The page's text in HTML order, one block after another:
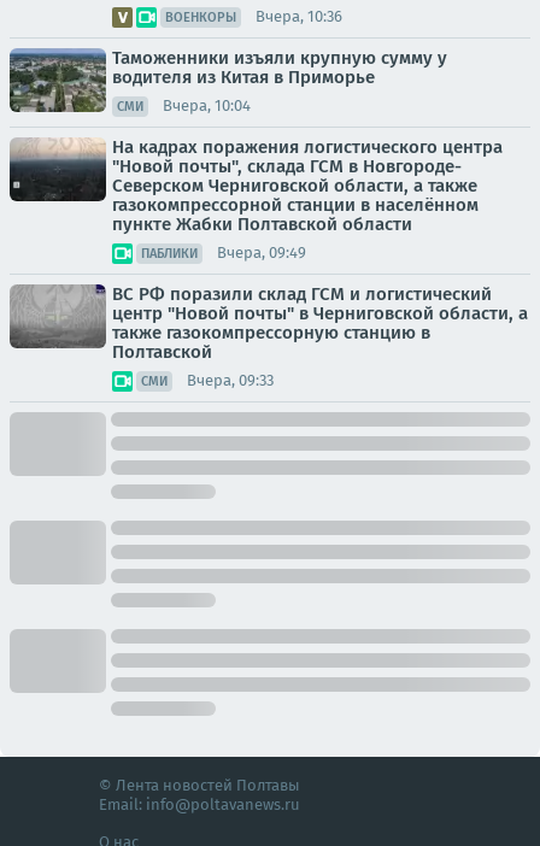
ВОЕНКОРЫ Вчера, 10:36
Таможенники изъяли крупную сумму у
водителя из Китая в Приморье
СМИ Вчера, 10:04
На кадрах поражения логистического центра
"Новой почты", склада ГСМ в Новгороде-
Северском Черниговской области, а также
газокомпрессорной станции в населённом
пункте Жабки Полтавской области
ПАБЛИКИ Вчера, 09:49
ВС РФ поразили склад ГСМ и логистический
центр "Новой почты" в Черниговской области, а
также газокомпрессорную станцию в
Полтавской
СМИ Вчера, 09:33
© Лента новостей Полтавы
Email: info@poltavanews.ru
О нас